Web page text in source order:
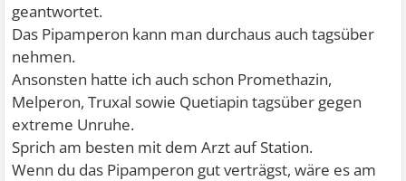
geantwortet.
Das Pipamperon kann man durchaus auch tagsüber
nehmen.
Ansonsten hatte ich auch schon Promethazin,
Melperon, Truxal sowie Quetiapin tagsüber gegen
extreme Unruhe.
Sprich am besten mit dem Arzt auf Station.
Wenn du das Pipamperon gut verträgst, wäre es am